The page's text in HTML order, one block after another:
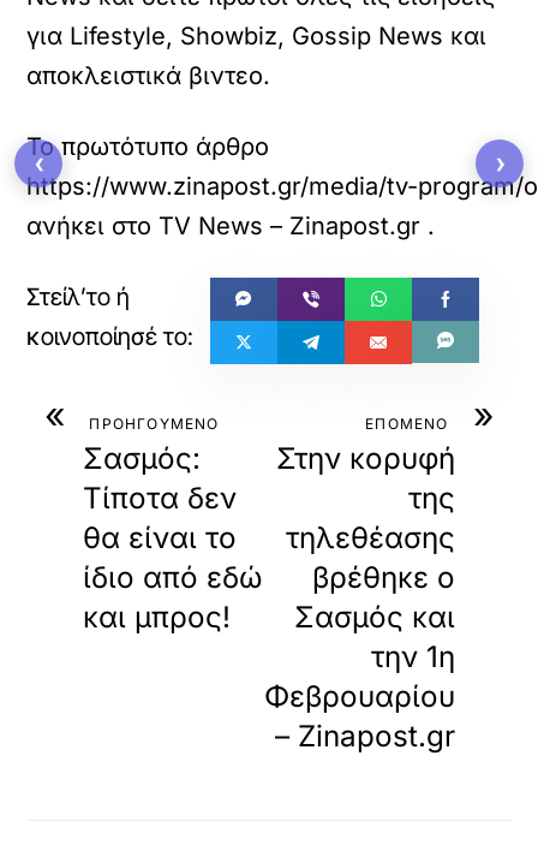
για Lifestyle, Showbiz, Gossip News και
αποκλειστικά βιντεο.
Το πρωτότυπο άρθρο
https://www.zinapost.gr/media/tv-
ανήκει στο TV News – Zinapost.gr .
« ΠΡΟΗΓΟΥΜΕΝΟ
Σασμός:
Τίποτα δεν
θα είναι το
ίδιο από εδώ
και μπρος!
»
ΕΠΟΜΕΝΟ
Στην κορυφή
της
τηλεθέασης
βρέθηκε ο
Σασμός και
την 1η
Φεβρουαρίου
– Zinapost.gr
‹ ›